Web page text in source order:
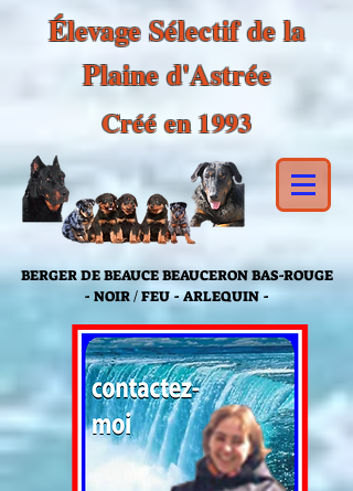
Élevage Sélectif de la
Plaine d'Astrée
BERGER DE BEAUCE BEAUCERON BAS-ROUGE
- NOIR / FEU - ARLEQUIN -
Créé en 1993